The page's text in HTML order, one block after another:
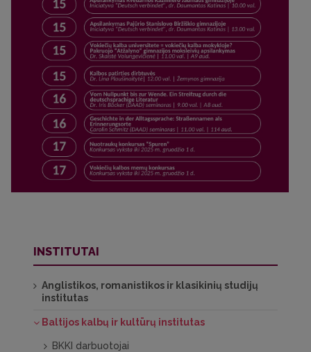
INSTITUTAI
Anglistikos, romanistikos ir klasikinių studijų
institutas
Baltijos kalbų ir kultūrų institutas
BKKI darbuotojai